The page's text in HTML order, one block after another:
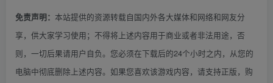
免责声明： 本站提供的资源转载自国内外各大媒体和网络和网友分
享，供大家学习使用；不得将上述内容用于商业或者非法用途，否
则，一切后果请用户自负。您必须在下载后的24个小时之内，从您的
电脑中彻底删除上述内容。如果您喜欢该游戏内容，请支持正版，购